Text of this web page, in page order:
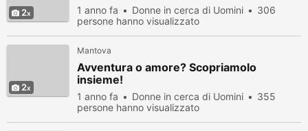
2 1 anno fa Donne in cerca di Uomini
306
persone hanno visualizzato
2
Mantova
Avventura o amore? Scopriamolo
insieme!
1 anno fa Donne in cerca di Uomini
355
persone hanno visualizzato